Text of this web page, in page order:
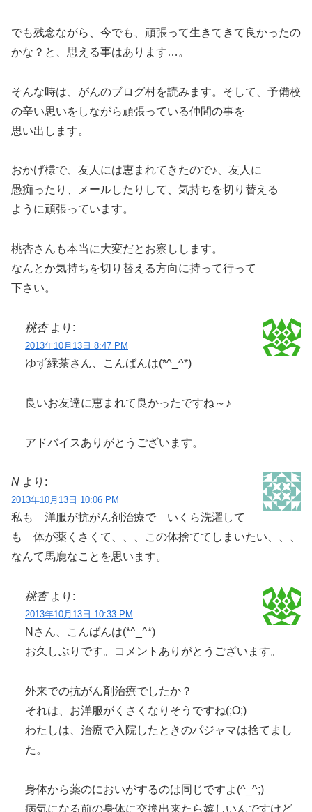
でも残念ながら、今でも、頑張って生きてきて良かったの
かな？と、思える事はあります…。
そんな時は、がんのブログ村を読みます。そして、予備校
の辛い思いをしながら頑張っている仲間の事を
思い出します。
おかげ様で、友人には恵まれてきたので♪、友人に
愚痴ったり、メールしたりして、気持ちを切り替える
ように頑張っています。
桃杏さんも本当に大変だとお察しします。
なんとか気持ちを切り替える方向に持って行って
下さい。
桃杏 より:
2013年10月13日 8:47 PM
ゆず緑茶さん、こんばんは(*^_^*)
良いお友達に恵まれて良かったですね～♪
アドバイスありがとうございます。
N より:
2013年10月13日 10:06 PM
私も 洋服が抗がん剤治療で いくら洗濯して
も 体が薬くさくて、、、この体捨ててしまいたい、、、
なんて馬鹿なことを思います。
桃杏 より:
2013年10月13日 10:33 PM
Nさん、こんばんは(*^_^*)
お久しぶりです。コメントありがとうございます。
外来での抗がん剤治療でしたか？
それは、お洋服がくさくなりそうですね(;O;)
わたしは、治療で入院したときのパジャマは捨てまし
た。
身体から薬のにおいがするのは同じですよ(^_^;)
病気になる前の身体に交換出来たら嬉しいんですけど